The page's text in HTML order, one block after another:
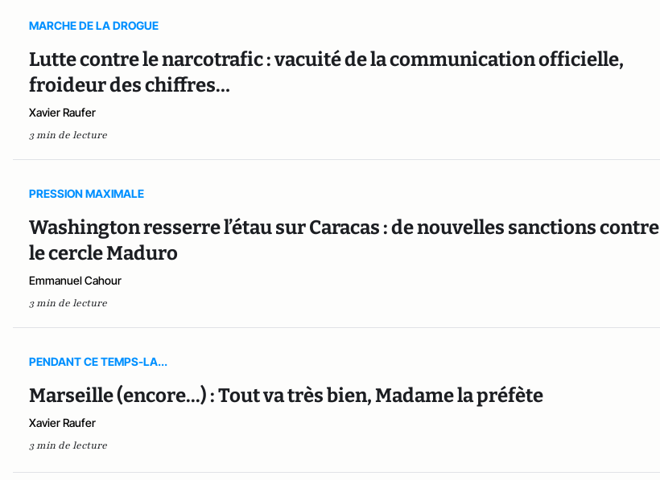
MARCHE DE LA DROGUE
Lutte contre le narcotrafic : vacuité de la communication officielle,
froideur des chiffres…
Xavier Raufer
3 min de lecture
PRESSION MAXIMALE
Washington resserre l’étau sur Caracas : de nouvelles sanctions contre
le cercle Maduro
Emmanuel Cahour
3 min de lecture
PENDANT CE TEMPS-LA...
Marseille (encore...) : Tout va très bien, Madame la préfète
Xavier Raufer
3 min de lecture